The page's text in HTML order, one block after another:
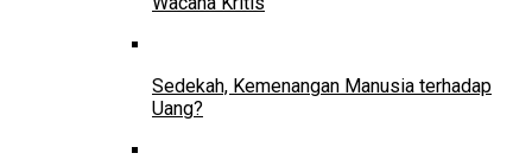
Sedekah, Kemenangan Manusia terhadap
Uang?